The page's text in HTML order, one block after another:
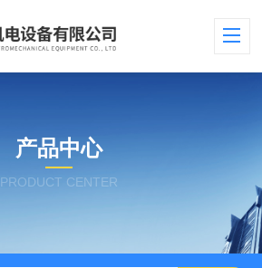
产品中心
PRODUCT CENTER